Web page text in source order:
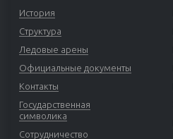
История
Структура
Ледовые арены
Официальные документы
Контакты
Государственная
символика
Сотрудничество